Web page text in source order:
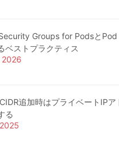
Groups for Podsと
ベストプラクティス
2026
追加時はプライベートIPア
る